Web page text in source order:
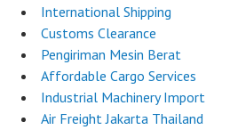
International Shipping
Customs Clearance
Pengiriman Mesin Berat
Affordable Cargo Services
Industrial Machinery Import
Air Freight Jakarta Thailand